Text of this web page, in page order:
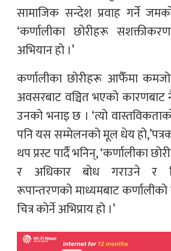
सामाजिक सन्देश प्रवाह गर्ने
‘कर्णालीका छोरीहरू
अभियान हो ।’
कर्णालीका छोरीहरू आफैँमा
अवसरबाट वञ्चित भएको
उनको भनाइ छ । ‘त्यो
पनि यस सम्मेलनको मूल धेय
थप प्रस्ट पार्दै भनिन्, ‘कर्णालीका
र अधिकार बोध गराउने र
रूपान्तरणको माध्यमबाट
चित्र कोर्ने अभिप्राय हो ।’